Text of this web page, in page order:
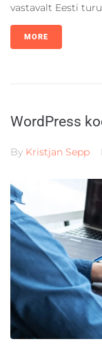
vastavalt Eesti turu
MORE
WordPress
By Kristjan Sepp